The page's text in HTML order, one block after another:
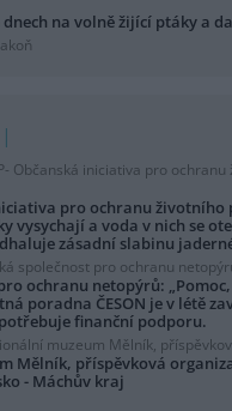
na volně žijící ptáky a
Občanská iniciativa pro ochranu
pro ochranu životního
vysychají a voda v nich se
zásadní slabinu
společnost pro ochranu
ochranu netopýrů:
poradna ČESON je v létě
finanční podporu.
muzeum Mělník,
Mělník, příspěvková
- Máchův kraj